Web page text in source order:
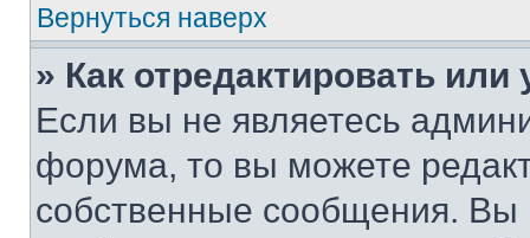
Вернуться наверх
» Как отредактировать
Если вы не являетесь
форума, то вы можете
собственные сообщения. Вы